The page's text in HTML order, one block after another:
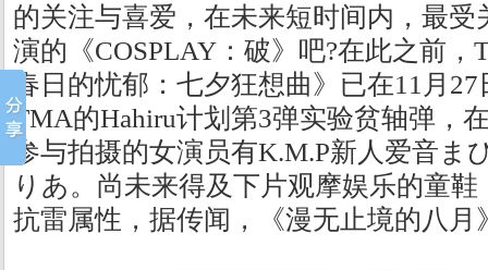
的关注与喜爱，在未来短时间内，最
演的《COSPLAY：破》吧?在此之前
春日的忧郁：七夕狂想曲》已在11月
TMA的Hahiru计划第3弹实验贫轴弹，
参与拍摄的女演员有K.M.P新人爱音
りあ。尚未来得及下片观摩娱乐的童
抗雷属性，据传闻，《漫无止境的八月